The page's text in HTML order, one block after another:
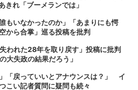
きれ「ブーメランでは」
もいなかったのか」「あまりにも愕
から合掌」巡る投稿を批判
われた28年を取り戻す」投稿に批判
大失政の結果だろう」
」「戻っていいとアナウンスは？」 イ
こい記者質問に疑問も続々